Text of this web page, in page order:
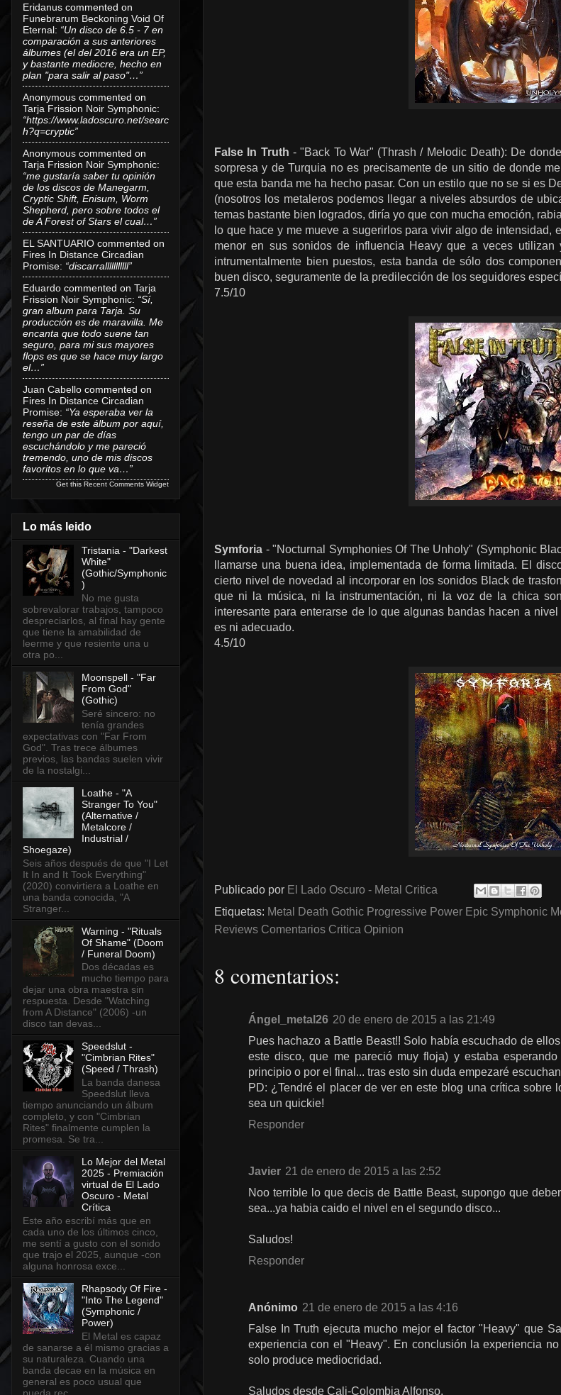
False In Truth - "Back To War" (Thrash / Melodic Death): De
sorpresa y de Turquia no es precisamente de un sitio de donde
que esta banda me ha hecho pasar. Con un estilo que no se si es
(nosotros los metaleros podemos llegar a niveles absurdos de
temas bastante bien logrados, diría yo que con mucha emoción,
lo que hace y me mueve a sugerirlos para vivir algo de intensidad,
menor en sus sonidos de influencia Heavy que a veces
intrumentalmente bien puestos, esta banda de sólo dos
buen disco, seguramente de la predilección de los seguidores
7.5/10
Symforia - "Nocturnal Symphonies Of The Unholy" (Symphonic
llamarse una buena idea, implementada de forma limitada. El
cierto nivel de novedad al incorporar en los sonidos Black de
que ni la música, ni la instrumentación, ni la voz de la chica
interesante para enterarse de lo que algunas bandas hacen a
es ni adecuado.
4.5/10
Publicado por El Lado Oscuro - Metal Critica
Etiquetas: Metal Death Gothic Progressive Power Epic Symphonic
Reviews Comentarios Critica Opinion
8 comentarios:
Ángel_metal26 20 de enero de 2015 a las 21:49
Pues hachazo a Battle Beast!! Solo había escuchado de
este disco, que me pareció muy floja) y estaba
principio o por el final... tras esto sin duda empezaré
PD: ¿Tendré el placer de ver en este blog una crítica sobre
sea un quickie!
Responder
Javier 21 de enero de 2015 a las 2:52
Noo terrible lo que decis de Battle Beast, supongo que
sea...ya habia caido el nivel en el segundo disco...
Saludos!
Responder
Anónimo 21 de enero de 2015 a las 4:16
False In Truth ejecuta mucho mejor el factor "Heavy" que
experiencia con el "Heavy". En conclusión la experiencia
solo produce mediocridad.
Saludos desde Cali-Colombia Alfonso.
Eridanus commented on
Funebrarum Beckoning Void Of
Eternal: “Un disco de 6.5 - 7 en
comparación a sus anteriores
álbumes (el del 2016 era un EP,
y bastante mediocre, hecho en
plan "para salir al paso"…”
Anonymous commented on
Tarja Frission Noir Symphonic:
“https://www.ladoscuro.net/searc
h?q=cryptic”
Anonymous commented on
Tarja Frission Noir Symphonic:
“me gustaría saber tu opinión
de los discos de Manegarm,
Cryptic Shift, Enisum, Worm
Shepherd, pero sobre todos el
de A Forest of Stars el cual…”
EL SANTUARIO commented on
Fires In Distance Circadian
Promise: “discarralllllllllll”
Eduardo commented on Tarja
Frission Noir Symphonic: “Sí,
gran album para Tarja. Su
producción es de maravilla. Me
encanta que todo suene tan
seguro, para mi sus mayores
flops es que se hace muy largo
el…”
Juan Cabello commented on
Fires In Distance Circadian
Promise: “Ya esperaba ver la
reseña de este álbum por aquí,
tengo un par de días
escuchándolo y me pareció
tremendo, uno de mis discos
favoritos en lo que va…”
Get this Recent Comments Widget
Lo más leido
Tristania - "Darkest
White"
(Gothic/Symphonic
)
No me gusta
sobrevalorar trabajos, tampoco
despreciarlos, al final hay gente
que tiene la amabilidad de
leerme y que resiente una u
otra po...
Moonspell - "Far
From God"
(Gothic)
Seré sincero: no
tenía grandes
expectativas con "Far From
God". Tras trece álbumes
previos, las bandas suelen vivir
de la nostalgi...
Loathe - "A
Stranger To You"
(Alternative /
Metalcore /
Industrial /
Shoegaze)
Seis años después de que "I Let
It In and It Took Everything"
(2020) convirtiera a Loathe en
una banda conocida, "A
Stranger...
Warning - "Rituals
Of Shame" (Doom
/ Funeral Doom)
Dos décadas es
mucho tiempo para
dejar una obra maestra sin
respuesta. Desde "Watching
from A Distance" (2006) -un
disco tan devas...
Speedslut -
"Cimbrian Rites"
(Speed / Thrash)
La banda danesa
Speedslut lleva
tiempo anunciando un álbum
completo, y con "Cimbrian
Rites" finalmente cumplen la
promesa. Se tra...
Lo Mejor del Metal
2025 - Premiación
virtual de El Lado
Oscuro - Metal
Crítica
Este año escribí más que en
cada uno de los últimos cinco,
me sentí a gusto con el sonido
que trajo el 2025, aunque -con
alguna honrosa exce...
Rhapsody Of Fire -
"Into The Legend"
(Symphonic /
Power)
El Metal es capaz
de sanarse a él mismo gracias a
su naturaleza. Cuando una
banda decae en la música en
general es poco usual que
pueda rec...